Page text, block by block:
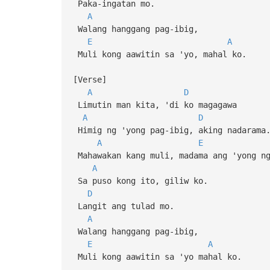
Paka-ingatan mo.
A
Walang hanggang pag-ibig,
E
A
Muli kong aawitin sa 'yo, mahal ko.
[Verse]
A
D
Limutin man kita, 'di ko magagawa
A
D
Himig ng 'yong pag-ibig, aking nadarama.
A
E
Mahawakan kang muli, madama ang 'yong
A
Sa puso kong ito, giliw ko.
D
Langit ang tulad mo.
A
Walang hanggang pag-ibig,
E
A
Muli kong aawitin sa 'yo mahal ko.